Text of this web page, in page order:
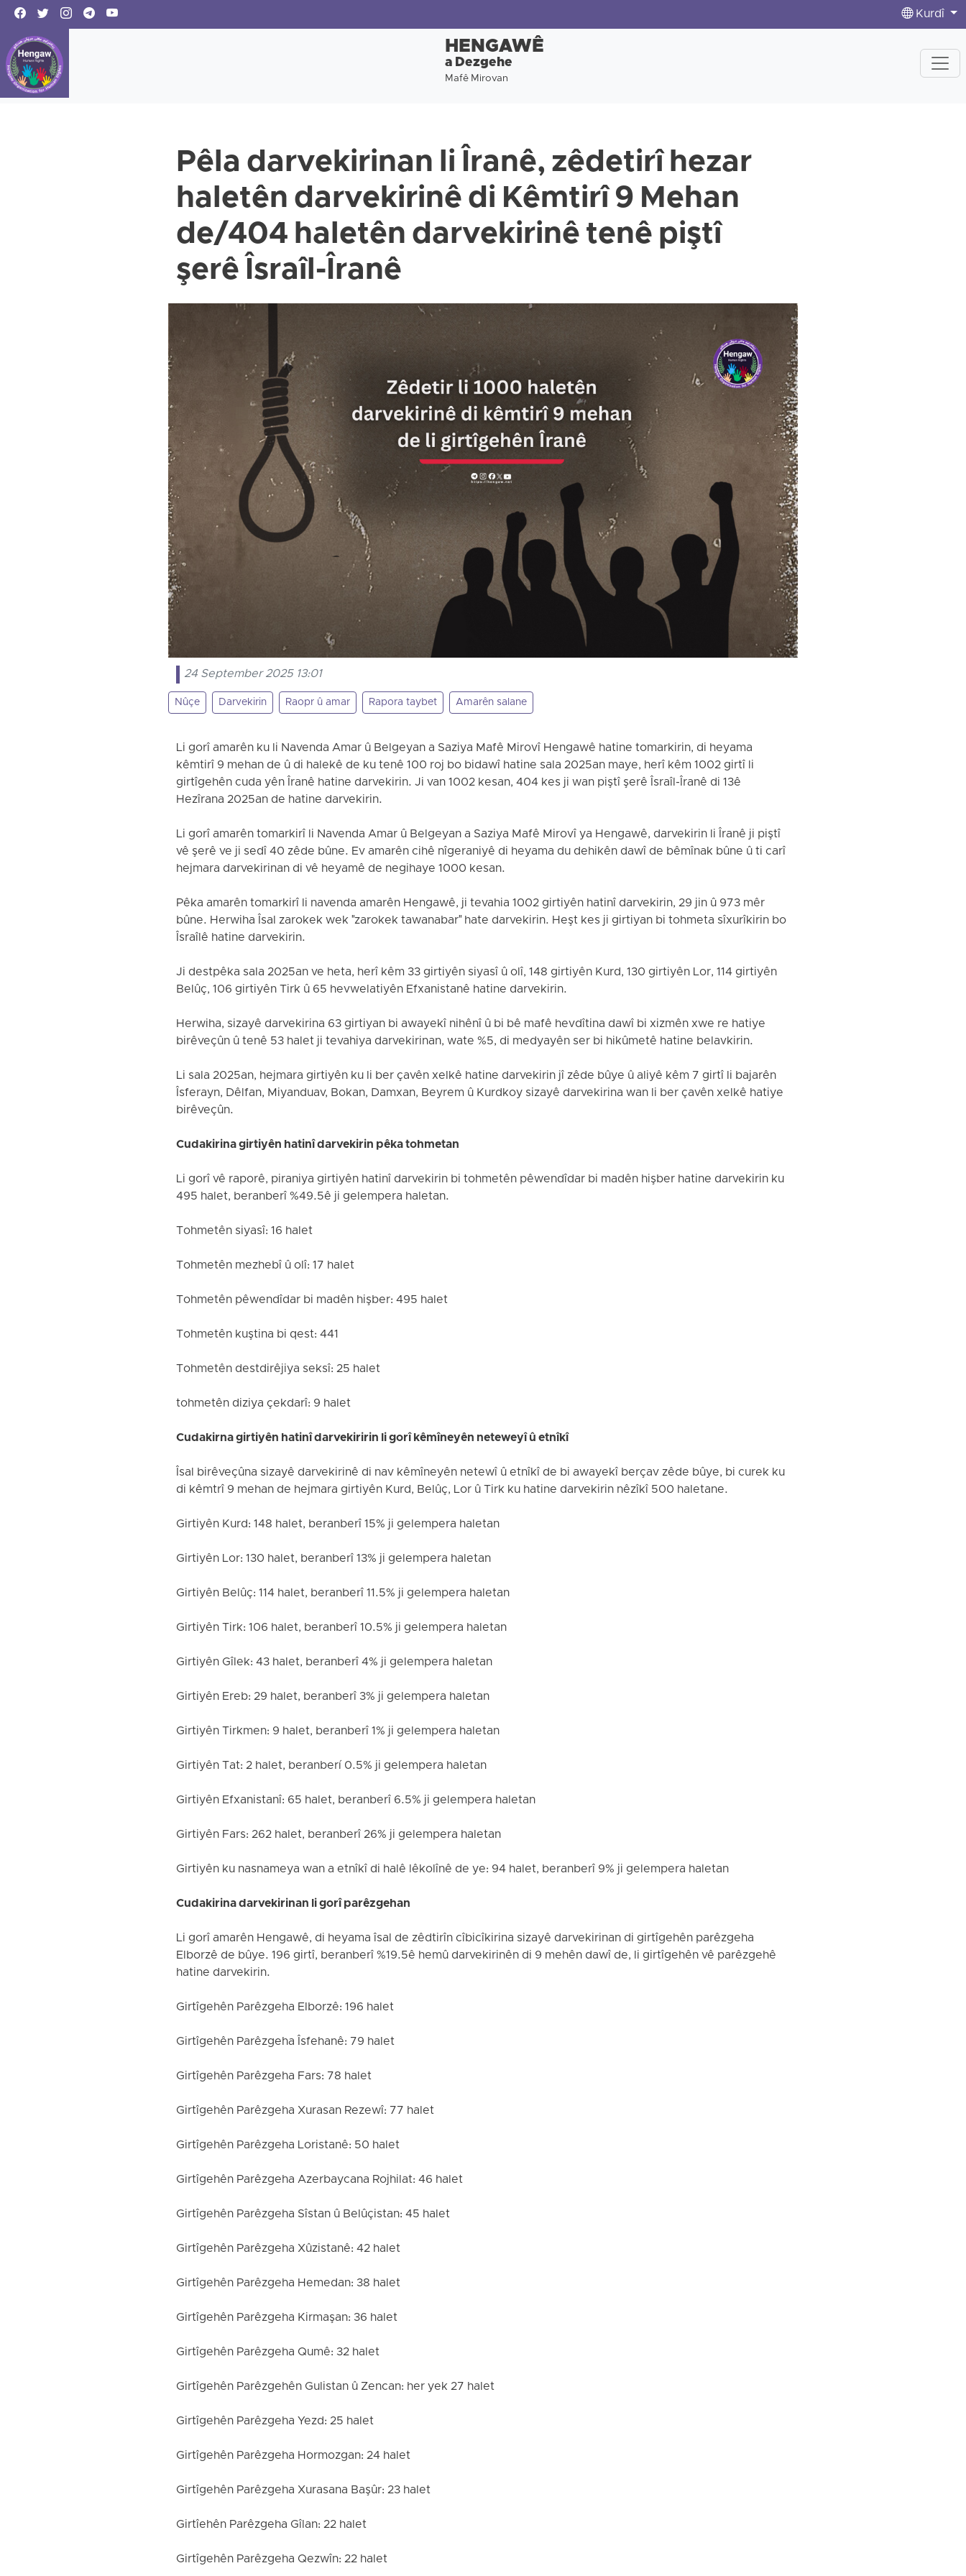
Kurdî
HENGAWÊ
a Dezgehe
Mafê Mirovan
Pêla darvekirinan li Îranê, zêdetirî hezar
haletên darvekirinê di Kêmtirî 9 Mehan
de/404 haletên darvekirinê tenê piştî
şerê Îsraîl-Îranê
24 September 2025 13:01
Nûçe Darvekirin Raopr û amar Rapora taybet Amarên salane
Li gorî amarên ku li Navenda Amar û Belgeyan a Saziya Mafê Mirovî Hengawê hatine tomarkirin, di heyama
kêmtirî 9 mehan de û di halekê de ku tenê 100 roj bo bidawî hatine sala 2025an maye, herî kêm 1002 girtî li
girtîgehên cuda yên Îranê hatine darvekirin. Ji van 1002 kesan, 404 kes ji wan piştî şerê Îsraîl-Îranê di 13ê
Hezîrana 2025an de hatine darvekirin.
Li gorî amarên tomarkirî li Navenda Amar û Belgeyan a Saziya Mafê Mirovî ya Hengawê, darvekirin li Îranê ji piştî
vê şerê ve ji sedî 40 zêde bûne. Ev amarên cihê nîgeraniyê di heyama du dehikên dawî de bêmînak bûne û ti carî
hejmara darvekirinan di vê heyamê de negihaye 1000 kesan.
Pêka amarên tomarkirî li navenda amarên Hengawê, ji tevahia 1002 girtiyên hatinî darvekirin, 29 jin û 973 mêr
bûne. Herwiha Îsal zarokek wek "zarokek tawanabar" hate darvekirin. Heşt kes ji girtiyan bi tohmeta sîxurîkirin bo
Îsraîlê hatine darvekirin.
Ji destpêka sala 2025an ve heta, herî kêm 33 girtiyên siyasî û olî, 148 girtiyên Kurd, 130 girtiyên Lor, 114 girtiyên
Belûç, 106 girtiyên Tirk û 65 hevwelatiyên Efxanistanê hatine darvekirin.
Herwiha, sizayê darvekirina 63 girtiyan bi awayekî nihênî û bi bê mafê hevdîtina dawî bi xizmên xwe re hatiye
birêveçûn û tenê 53 halet ji tevahiya darvekirinan, wate %5, di medyayên ser bi hikûmetê hatine belavkirin.
Li sala 2025an, hejmara girtiyên ku li ber çavên xelkê hatine darvekirin jî zêde bûye û aliyê kêm 7 girtî li bajarên
Îsferayn, Dêlfan, Miyanduav, Bokan, Damxan, Beyrem û Kurdkoy sizayê darvekirina wan li ber çavên xelkê hatiye
birêveçûn.
Cudakirina girtiyên hatinî darvekirin pêka tohmetan
Li gorî vê raporê, piraniya girtiyên hatinî darvekirin bi tohmetên pêwendîdar bi madên hişber hatine darvekirin ku
495 halet, beranberî %49.5ê ji gelempera haletan.
Tohmetên siyasî: 16 halet
Tohmetên mezhebî û olî: 17 halet
Tohmetên pêwendîdar bi madên hişber: 495 halet
Tohmetên kuştina bi qest: 441
Tohmetên destdirêjiya seksî: 25 halet
tohmetên diziya çekdarî: 9 halet
Cudakirna girtiyên hatinî darvekiririn li gorî kêmîneyên neteweyî û etnîkî
Îsal birêveçûna sizayê darvekirinê di nav kêmîneyên netewî û etnîkî de bi awayekî berçav zêde bûye, bi curek ku
di kêmtrî 9 mehan de hejmara girtiyên Kurd, Belûç, Lor û Tirk ku hatine darvekirin nêzîkî 500 haletane.
Girtiyên Kurd: 148 halet, beranberî 15% ji gelempera haletan
Girtiyên Lor: 130 halet, beranberî 13% ji gelempera haletan
Girtiyên Belûç: 114 halet, beranberî 11.5% ji gelempera haletan
Girtiyên Tirk: 106 halet, beranberî 10.5% ji gelempera haletan
Girtiyên Gîlek: 43 halet, beranberî 4% ji gelempera haletan
Girtiyên Ereb: 29 halet, beranberî 3% ji gelempera haletan
Girtiyên Tirkmen: 9 halet, beranberî 1% ji gelempera haletan
Girtiyên Tat: 2 halet, beranberí 0.5% ji gelempera haletan
Girtiyên Efxanistanî: 65 halet, beranberî 6.5% ji gelempera haletan
Girtiyên Fars: 262 halet, beranberî 26% ji gelempera haletan
Girtiyên ku nasnameya wan a etnîkî di halê lêkolînê de ye: 94 halet, beranberî 9% ji gelempera haletan
Cudakirina darvekirinan li gorî parêzgehan
Li gorî amarên Hengawê, di heyama îsal de zêdtirîn cîbicîkirina sizayê darvekirinan di girtîgehên parêzgeha
Elborzê de bûye. 196 girtî, beranberî %19.5ê hemû darvekirinên di 9 mehên dawî de, li girtîgehên vê parêzgehê
hatine darvekirin.
Girtîgehên Parêzgeha Elborzê: 196 halet
Girtîgehên Parêzgeha Îsfehanê: 79 halet
Girtîgehên Parêzgeha Fars: 78 halet
Girtîgehên Parêzgeha Xurasan Rezewî: 77 halet
Girtîgehên Parêzgeha Loristanê: 50 halet
Girtîgehên Parêzgeha Azerbaycana Rojhilat: 46 halet
Girtîgehên Parêzgeha Sîstan û Belûçistan: 45 halet
Girtîgehên Parêzgeha Xûzistanê: 42 halet
Girtîgehên Parêzgeha Hemedan: 38 halet
Girtîgehên Parêzgeha Kirmaşan: 36 halet
Girtîgehên Parêzgeha Qumê: 32 halet
Girtîgehên Parêzgehên Gulistan û Zencan: her yek 27 halet
Girtîgehên Parêzgeha Yezd: 25 halet
Girtîgehên Parêzgeha Hormozgan: 24 halet
Girtîgehên Parêzgeha Xurasana Başûr: 23 halet
Girtîehên Parêzgeha Gîlan: 22 halet
Girtîgehên Parêzgeha Qezwîn: 22 halet